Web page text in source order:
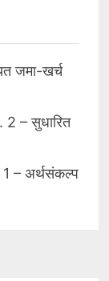
जमा-खर्च
2 – सुधारित
1 – अर्थसंकल्प